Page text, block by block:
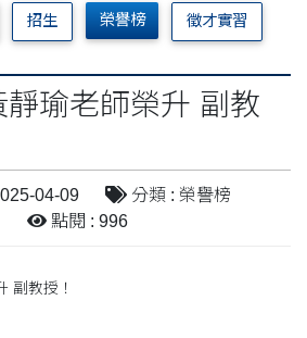
招生 榮譽榜 徵才實習
瑜老師榮升 副教
04-09
分類 : 榮譽榜
點閱 : 996
副教授！